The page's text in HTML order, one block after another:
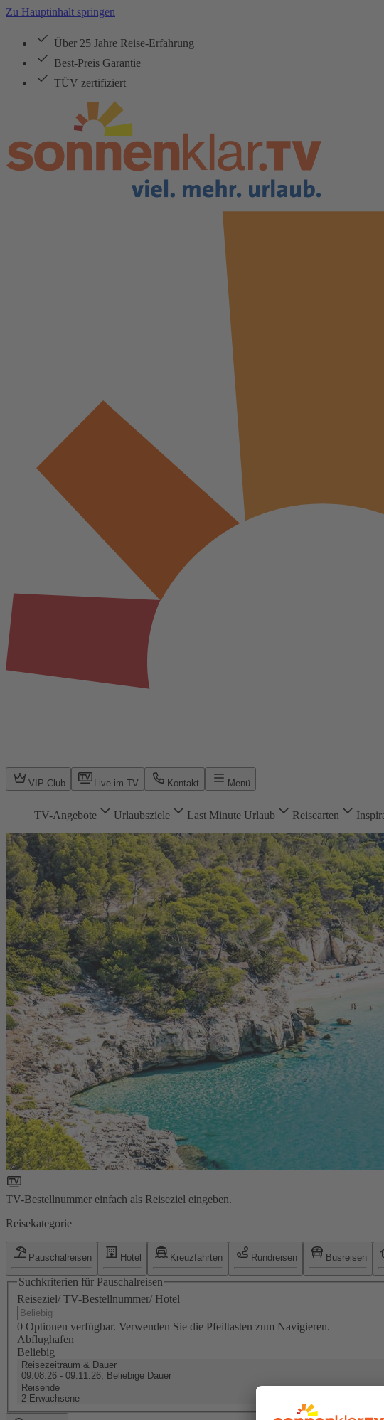
Zu Hauptinhalt springen
Über 25 Jahre Reise-Erfahrung
Best-Preis Garantie
TÜV zertifiziert
VIP Club Live im TV Kontakt Menü
TV-Angebote Urlaubsziele Last Minute Urlaub Reisearten
TV-Bestellnummer einfach als Reiseziel eingeben.
Reisekategorie
Pauschalreisen Hotel Kreuzfahrten Rundreisen Busreisen
Suchkriterien für Pauschalreisen
Reiseziel/ TV-Bestellnummer/ Hotel
0 Optionen verfügbar. Verwenden Sie die Pfeiltasten zum Navigieren.
Abflughafen
Beliebig
Reisezeitraum & Dauer
09.08.26 - 09.11.26, Beliebige Dauer
Reisende
2 Erwachsene